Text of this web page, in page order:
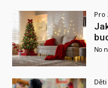
Pro
No
Děti